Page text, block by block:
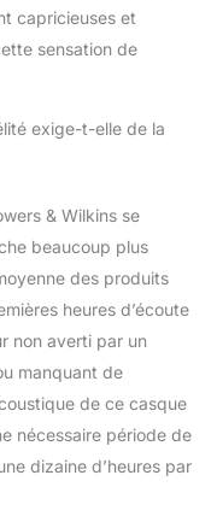
la
journée.
24 bits : le
amélioré
Px8 phare,
unités
sur
à l'intérieur de
vraiment
Le
capricieuses et
sensation de
exige-t-elle de la
& Wilkins se
beaucoup plus
des produits
heures d’écoute
non averti par un
manquant de
de ce casque
nécessaire période de
dizaine d’heures par